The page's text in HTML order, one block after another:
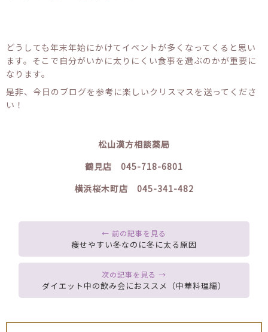
どうしても年末年始にかけてイベントが多くなってくると思い
ます。そこで自分がいかに太りにくい食事を選ぶのかが重要に
なります。
是非、今日のブログを参考に楽しいクリスマスを送ってくださ
い！
松山漢方相談薬局
鶴見店 045-718-6801
横浜桜木町店 045-341-482
痩せやすい冬なのに冬に太る原因
ダイエット中の飲み会におススメ（中華料理編）